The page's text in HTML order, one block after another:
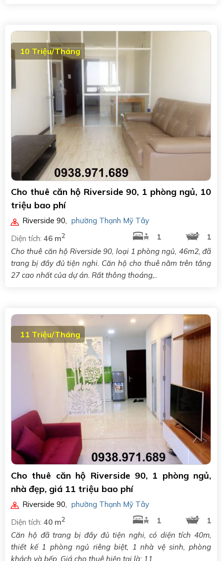
10 Triệu/Tháng
Cho thuê căn hộ Riverside 90, 1 phòng ngủ, 10
triệu bao phí
Riverside 90, phường Thạnh Mỹ Tây
Diện tích: 46 m2 1
1
Cho thuê căn hộ Riverside 90, loại 1 phòng ngủ, 46m2, đã
trang bị đầy đủ tiện nghi. Căn hộ cho thuê nằm trên tầng
27 cao nhất của dự án. Rất thông thoáng,..
11 Triệu/Tháng
Cho thuê căn hộ Riverside 90, 1 phòng ngủ,
nhà đẹp, giá 11 triệu bao phí
Riverside 90
phường Thạnh Mỹ Tây
Diện tích: 40 m2 1
1
Căn hộ đã trang bị đầy đủ tiện nghi, có diện tích 40m,
thiết kế 1 phòng ngủ riêng biệt, 1 nhà vệ sinh, phòng
khách và bếp. Giá cho thuê hiện tại là: 11..